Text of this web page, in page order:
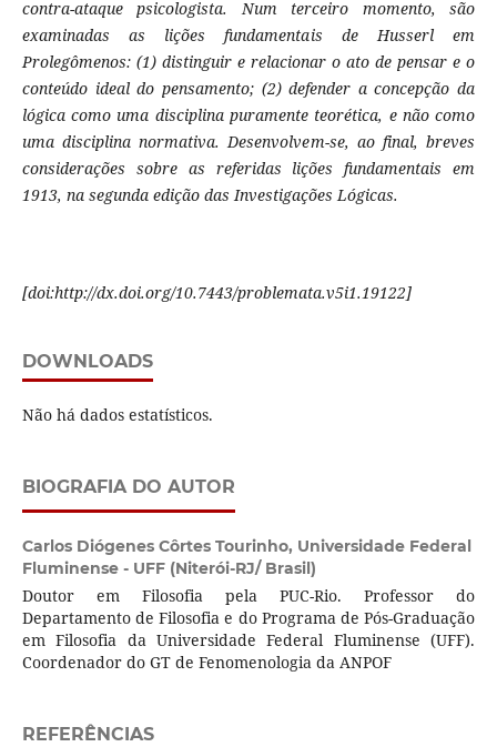
contra-ataque psicologista. Num terceiro momento, são
examinadas as lições fundamentais de Husserl em
Prolegômenos: (1) distinguir e relacionar o ato de pensar e o
conteúdo ideal do pensamento; (2) defender a concepção da
lógica como uma disciplina puramente teorética, e não como
uma disciplina normativa. Desenvolvem-se, ao final, breves
considerações sobre as referidas lições fundamentais em
1913, na segunda edição das Investigações Lógicas.
[doi:http://dx.doi.org/10.7443/problemata.v5i1.19122]
DOWNLOADS
Não há dados estatísticos.
BIOGRAFIA DO AUTOR
Carlos Diógenes Côrtes Tourinho, Universidade Federal
Fluminense - UFF (Niterói-RJ/ Brasil)
Doutor em Filosofia pela PUC-Rio. Professor do
Departamento de Filosofia e do Programa de Pós-Graduação
em Filosofia da Universidade Federal Fluminense (UFF).
Coordenador do GT de Fenomenologia da ANPOF
REFERÊNCIAS